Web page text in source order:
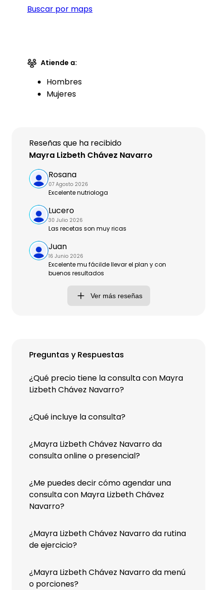
Buscar por maps
Atiende a:
Hombres
Mujeres
Preguntas y Respuestas
¿Qué precio tiene la consulta con Mayra
Lizbeth Chávez Navarro?
¿Qué incluye la consulta?
¿Mayra Lizbeth Chávez Navarro da
consulta online o presencial?
¿Me puedes decir cómo agendar una
consulta con Mayra Lizbeth Chávez
Navarro?
¿Mayra Lizbeth Chávez Navarro da rutina
de ejercicio?
¿Mayra Lizbeth Chávez Navarro da menú
o porciones?
Reseñas que ha recibido
Mayra Lizbeth Chávez Navarro
Rosana
07 Agosto 2026
Excelente nutriologa
Lucero
30 Julio 2026
Las recetas son muy ricas
Juan
16 Junio 2026
Excelente mu fácilde llevar el plan y con
buenos resultados
Ver más reseñas